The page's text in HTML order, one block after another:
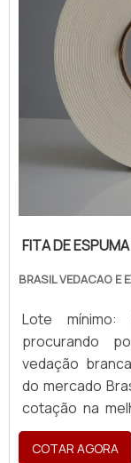
FITA DE
BRASIL VEDACAO E
Lote
procurando
vedação
do mercado
cotação na
descobrindo a
da área de
COTAR AGORA